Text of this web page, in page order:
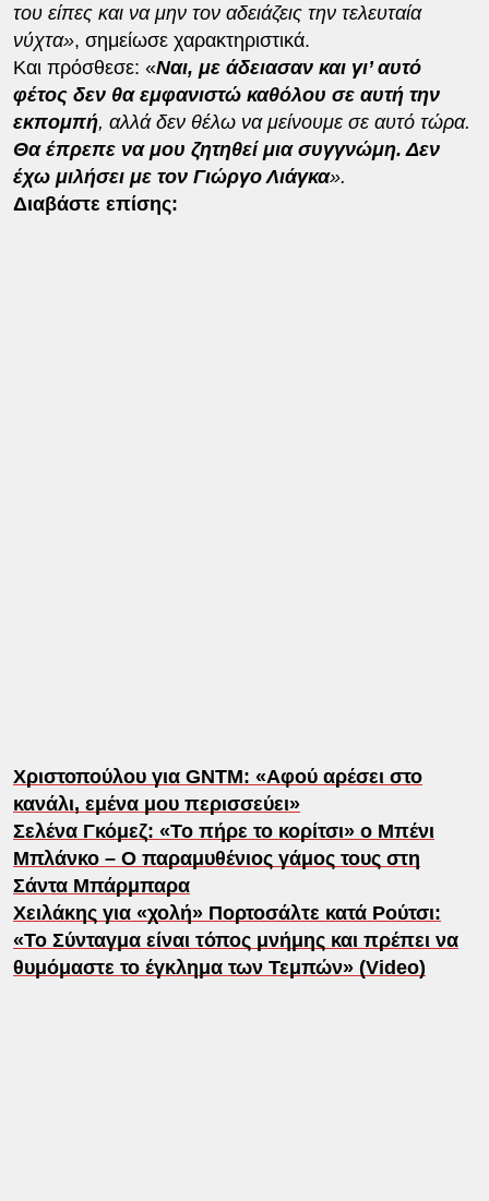
του είπες και να μην τον αδειάζεις την τελευταία
νύχτα», σημείωσε χαρακτηριστικά.
Και πρόσθεσε: «Ναι, με άδειασαν και γι’ αυτό
φέτος δεν θα εμφανιστώ καθόλου σε αυτή την
εκπομπή, αλλά δεν θέλω να μείνουμε σε αυτό τώρα.
Θα έπρεπε να μου ζητηθεί μια συγγνώμη. Δεν
έχω μιλήσει με τον Γιώργο Λιάγκα».
Διαβάστε επίσης:
Χριστοπούλου για GNTM: «Αφού αρέσει στο
κανάλι, εμένα μου περισσεύει»
Σελένα Γκόμεζ: «Το πήρε το κορίτσι» ο Μπένι
Μπλάνκο – Ο παραμυθένιος γάμος τους στη
Σάντα Μπάρμπαρα
Χειλάκης για «χολή» Πορτοσάλτε κατά Ρούτσι:
«Το Σύνταγμα είναι τόπος μνήμης και πρέπει να
θυμόμαστε το έγκλημα των Τεμπών» (Video)